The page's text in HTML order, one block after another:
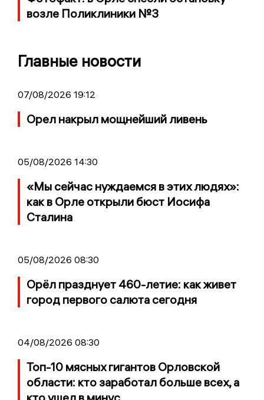
возле Поликлиники №3
Главные новости
07/08/2026 19:12
Орел накрыл мощнейший ливень
05/08/2026 14:30
«Мы сейчас нуждаемся в этих людях»:
как в Орле открыли бюст Иосифа
Сталина
05/08/2026 08:30
Орёл празднует 460-летие: как живет
город первого салюта сегодня
04/08/2026 08:30
Топ-10 мясных гигантов Орловской
области: кто заработал больше всех, а